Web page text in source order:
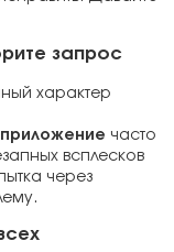
запрос
характер
приложение часто
всплесков
через